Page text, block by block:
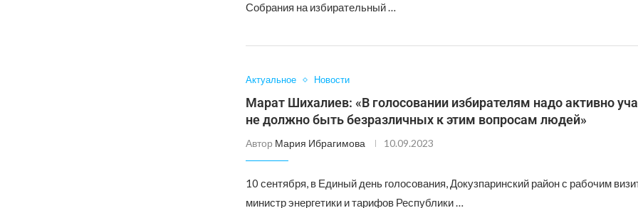
Собрания на избирательный …
Актуальное Новости
Марат Шихалиев: «В голосовании избирателям надо активно
не должно быть безразличных к этим вопросам людей»
Автор Мария Ибрагимова 10.09.2023
10 сентября, в Единый день голосования, Докузпаринский район с рабочим
министр энергетики и тарифов Республики …